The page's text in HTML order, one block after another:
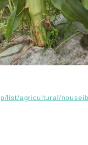
list/agricultural/